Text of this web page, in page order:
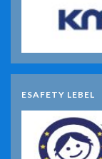
ESAFETY LEBEL